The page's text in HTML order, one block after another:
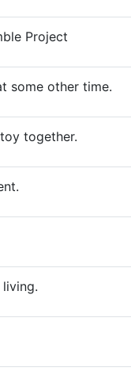
Project
some other time.
together.